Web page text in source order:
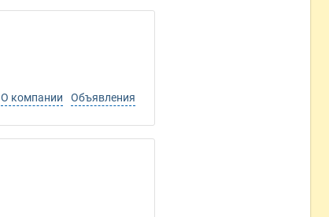
О компании Объявления